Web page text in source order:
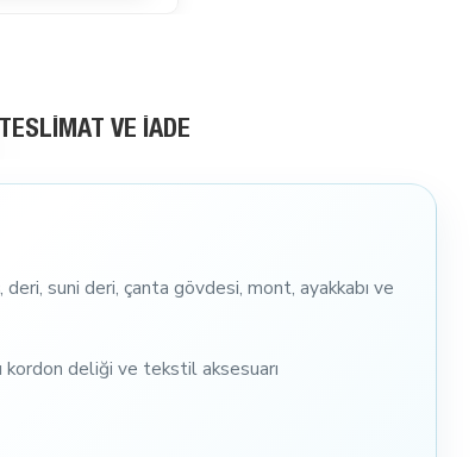
TESLIMAT VE İADE
suni deri, çanta gövdesi, mont, ayakkabı ve
kordon deliği ve tekstil aksesuarı